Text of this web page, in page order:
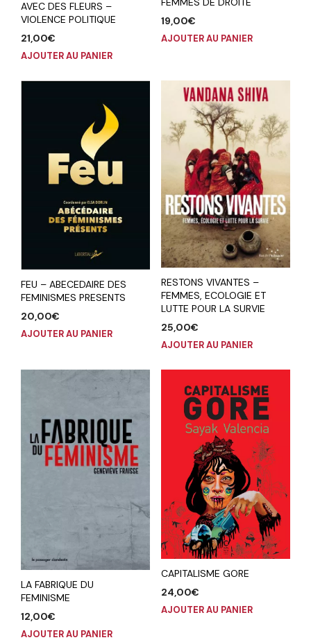
AVEC DES FLEURS –
VIOLENCE POLITIQUE
21,00€
AJOUTER AU PANIER
19,00€
AJOUTER AU PANIER
FEU – ABECEDAIRE DES
FEMINISMES PRESENTS
20,00€
AJOUTER AU PANIER
RESTONS VIVANTES –
FEMMES, ECOLOGIE ET
LUTTE POUR LA SURVIE
25,00€
AJOUTER AU PANIER
LA FABRIQUE DU
FEMINISME
12,00€
AJOUTER AU PANIER
CAPITALISME GORE
24,00€
AJOUTER AU PANIER